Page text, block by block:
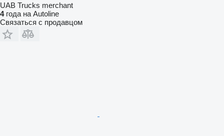
UAB Trucks merchant
4года на Autoline
Связаться с продавцом